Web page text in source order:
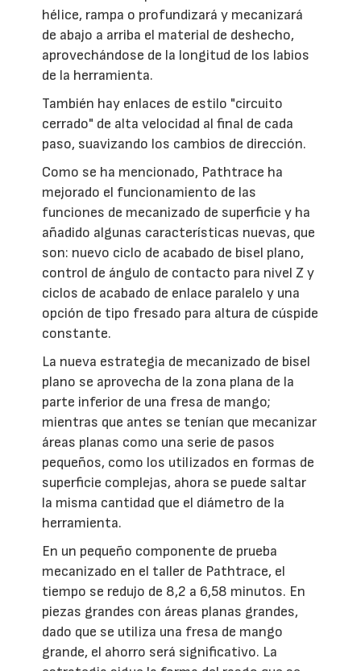
hélice, rampa o profundizará y mecanizará
de abajo a arriba el material de deshecho,
aprovechándose de la longitud de los labios
de la herramienta.
También hay enlaces de estilo "circuito
cerrado" de alta velocidad al final de cada
paso, suavizando los cambios de dirección.
Como se ha mencionado, Pathtrace ha
mejorado el funcionamiento de las
funciones de mecanizado de superficie y ha
añadido algunas características nuevas, que
son: nuevo ciclo de acabado de bisel plano,
control de ángulo de contacto para nivel Z y
ciclos de acabado de enlace paralelo y una
opción de tipo fresado para altura de cúspide
constante.
La nueva estrategia de mecanizado de bisel
plano se aprovecha de la zona plana de la
parte inferior de una fresa de mango;
mientras que antes se tenían que mecanizar
áreas planas como una serie de pasos
pequeños, como los utilizados en formas de
superficie complejas, ahora se puede saltar
la misma cantidad que el diámetro de la
herramienta.
En un pequeño componente de prueba
mecanizado en el taller de Pathtrace, el
tiempo se redujo de 8,2 a 6,58 minutos. En
piezas grandes con áreas planas grandes,
dado que se utiliza una fresa de mango
grande, el ahorro será significativo. La